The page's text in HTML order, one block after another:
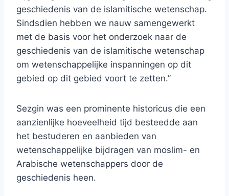
geschiedenis van de islamitische wetenschap.
Sindsdien hebben we nauw samengewerkt
met de basis voor het onderzoek naar de
geschiedenis van de islamitische wetenschap
om wetenschappelijke inspanningen op dit
gebied op dit gebied voort te zetten.”
Sezgin was een prominente historicus die een
aanzienlijke hoeveelheid tijd besteedde aan
het bestuderen en aanbieden van
wetenschappelijke bijdragen van moslim- en
Arabische wetenschappers door de
geschiedenis heen.